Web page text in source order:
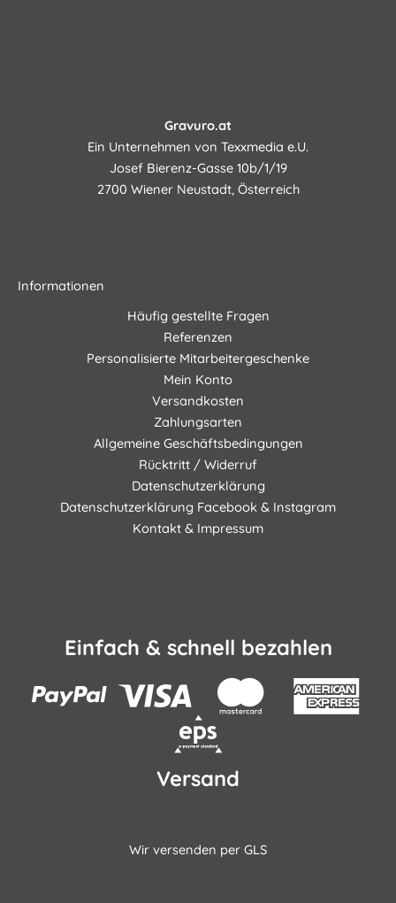
Gravuro.at
Ein Unternehmen von Texxmedia e.U.
Josef Bierenz-Gasse 10b/1/19
2700 Wiener Neustadt, Österreich
Informationen
Häufig gestellte Fragen
Referenzen
Personalisierte Mitarbeitergeschenke
Mein Konto
Versandkosten
Zahlungsarten
Allgemeine Geschäftsbedingungen
Rücktritt / Widerruf
Datenschutzerklärung
Datenschutzerklärung Facebook & Instagram
Kontakt & Impressum
Einfach & schnell bezahlen
Versand
Wir versenden per GLS